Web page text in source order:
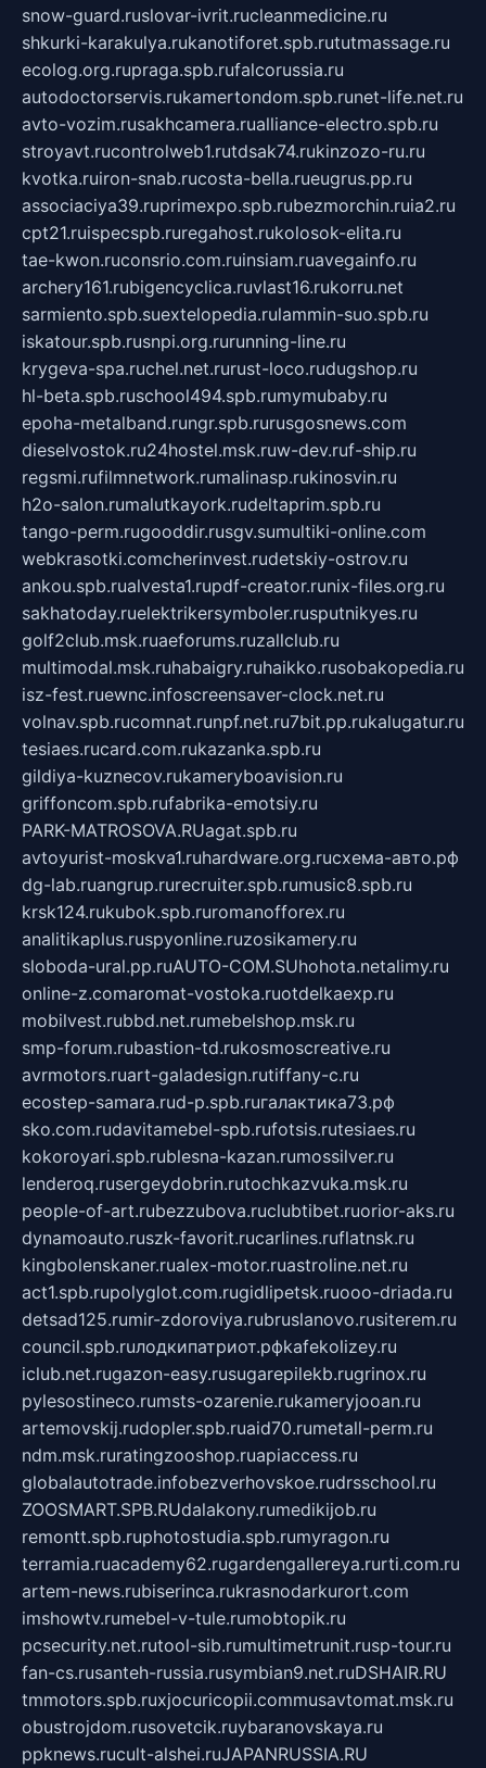
snow-guard.ruslovar-ivrit.rucleanmedicine.ru
shkurki-karakulya.rukanotiforet.spb.rututmassage.ru
ecolog.org.rupraga.spb.rufalcorussia.ru
autodoctorservis.rukamertondom.spb.runet-life.net.ru
avto-vozim.rusakhcamera.rualliance-electro.spb.ru
stroyavt.rucontrolweb1.rutdsak74.rukinzozo-ru.ru
kvotka.ruiron-snab.rucosta-bella.rueugrus.pp.ru
associaciya39.ruprimexpo.spb.rubezmorchin.ruia2.ru
cpt21.ruispecspb.ruregahost.rukolosok-elita.ru
tae-kwon.ruconsrio.com.ruinsiam.ruavegainfo.ru
archery161.rubigencyclica.ruvlast16.rukorru.net
sarmiento.spb.suextelopedia.rulammin-suo.spb.ru
iskatour.spb.rusnpi.org.rurunning-line.ru
krygeva-spa.ruchel.net.rurust-loco.rudugshop.ru
hl-beta.spb.ruschool494.spb.rumymubaby.ru
epoha-metalband.rungr.spb.rurusgosnews.com
dieselvostok.ru24hostel.msk.ruw-dev.ruf-ship.ru
regsmi.rufilmnetwork.rumalinasp.rukinosvin.ru
h2o-salon.rumalutkayork.rudeltaprim.spb.ru
tango-perm.rugooddir.rusgv.sumultiki-online.com
webkrasotki.comcherinvest.rudetskiy-ostrov.ru
ankou.spb.rualvesta1.rupdf-creator.runix-files.org.ru
sakhatoday.ruelektrikersymboler.rusputnikyes.ru
golf2club.msk.ruaeforums.ruzallclub.ru
multimodal.msk.ruhabaigry.ruhaikko.rusobakopedia.ru
isz-fest.ruewnc.infoscreensaver-clock.net.ru
volnav.spb.rucomnat.runpf.net.ru7bit.pp.rukalugatur.ru
tesiaes.rucard.com.rukazanka.spb.ru
gildiya-kuznecov.rukameryboavision.ru
griffoncom.spb.rufabrika-emotsiy.ru
PARK-MATROSOVA.RUagat.spb.ru
avtoyurist-moskva1.ruhardware.org.ruсхема-авто.рф
dg-lab.ruangrup.rurecruiter.spb.rumusic8.spb.ru
krsk124.rukubok.spb.ruromanofforex.ru
analitikaplus.ruspyonline.ruzosikamery.ru
sloboda-ural.pp.ruAUTO-COM.SUhohota.netalimy.ru
online-z.comaromat-vostoka.ruotdelkaexp.ru
mobilvest.rubbd.net.rumebelshop.msk.ru
smp-forum.rubastion-td.rukosmoscreative.ru
avrmotors.ruart-galadesign.rutiffany-c.ru
ecostep-samara.rud-p.spb.ruгалактика73.рф
sko.com.rudavitamebel-spb.rufotsis.rutesiaes.ru
kokoroyari.spb.rublesna-kazan.rumossilver.ru
lenderoq.rusergeydobrin.rutochkazvuka.msk.ru
people-of-art.rubezzubova.ruclubtibet.ruorior-aks.ru
dynamoauto.ruszk-favorit.rucarlines.ruflatnsk.ru
kingbolenskaner.rualex-motor.ruastroline.net.ru
act1.spb.rupolyglot.com.rugidlipetsk.ruooo-driada.ru
detsad125.rumir-zdoroviya.rubruslanovo.rusiterem.ru
council.spb.ruлодкипатриот.рфkafekolizey.ru
iclub.net.rugazon-easy.rusugarepilekb.rugrinox.ru
pylesostineco.rumsts-ozarenie.rukameryjooan.ru
artemovskij.rudopler.spb.ruaid70.rumetall-perm.ru
ndm.msk.ruratingzooshop.ruapiaccess.ru
globalautotrade.infobezverhovskoe.rudrsschool.ru
ZOOSMART.SPB.RUdalakony.rumedikijob.ru
remontt.spb.ruphotostudia.spb.rumyragon.ru
terramia.ruacademy62.rugardengallereya.rurti.com.ru
artem-news.rubiserinca.rukrasnodarkurort.com
imshowtv.rumebel-v-tule.rumobtopik.ru
pcsecurity.net.rutool-sib.rumultimetrunit.rusp-tour.ru
fan-cs.rusanteh-russia.rusymbian9.net.ruDSHAIR.RU
tmmotors.spb.ruxjocuricopii.commusavtomat.msk.ru
obustrojdom.rusovetcik.ruybaranovskaya.ru
ppknews.rucult-alshei.ruJAPANRUSSIA.RU